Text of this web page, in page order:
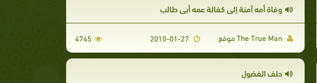
وفاة أمه آمنة إلى كفالة عمه أبي طالب
4745
حلف الفضول